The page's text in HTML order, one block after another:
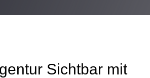
Sichtbar mit